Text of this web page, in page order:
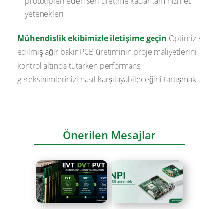
yetenekleri
Mühendislik ekibimizle iletişime geçin Optimize
edilmiş ağır bakır PCB üretiminin proje maliyetlerini
kontrol altında tutarken performans
gereksinimlerinizi nasıl karşılayabileceğini tartışmak.
Önerilen Mesajlar